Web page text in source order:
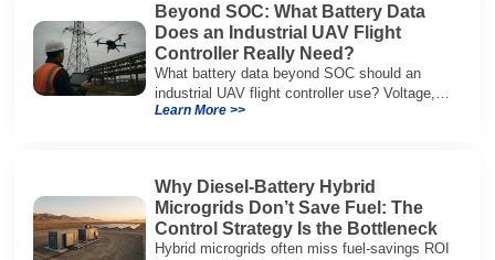
Beyond SOC: What Battery Data
Does an Industrial UAV Flight
Controller Really Need?
What battery data beyond SOC should an
industrial UAV flight controller use? Voltage,
current, temperature, and SOH for safer,
Learn More >>
Why Diesel-Battery Hybrid
Microgrids Don’t Save Fuel: The
Control Strategy Is the Bottleneck
Hybrid microgrids often miss fuel-savings ROI